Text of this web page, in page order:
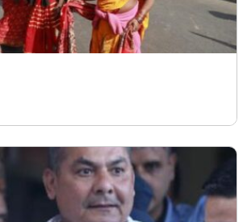
समर्थकको प्रदर्शन